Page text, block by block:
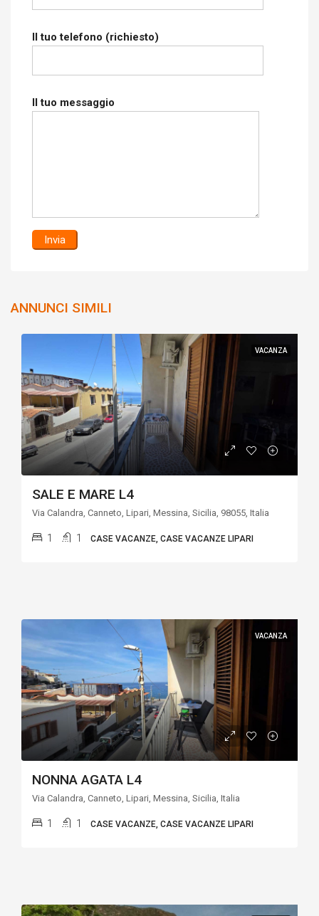
Il tuo telefono (richiesto)
Il tuo messaggio
ANNUNCI SIMILI
VACANZA
SALE E MARE L4
Via Calandra, Canneto, Lipari, Messina, Sicilia, 98055, Italia
1 1 CASE VACANZE, CASE VACANZE LIPARI
VACANZA
NONNA AGATA L4
Via Calandra, Canneto, Lipari, Messina, Sicilia, Italia
1 1 CASE VACANZE, CASE VACANZE LIPARI